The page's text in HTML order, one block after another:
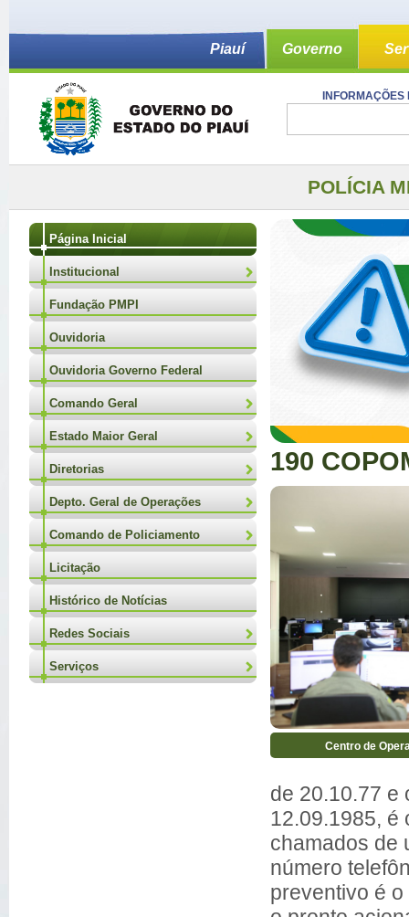
Piauí Governo
POLÍCIA
Página Inicial
Institucional
Fundação PMPI
Ouvidoria
Ouvidoria Governo Federal
Comando Geral
Estado Maior Geral
Diretorias
Depto. Geral de Operações
Comando de Policiamento
Licitação
Histórico de Notícias
Redes Sociais
Serviços
190
Centro de
de 20.10.77 e
12.09.1985, é
chamados de
número
preventivo é